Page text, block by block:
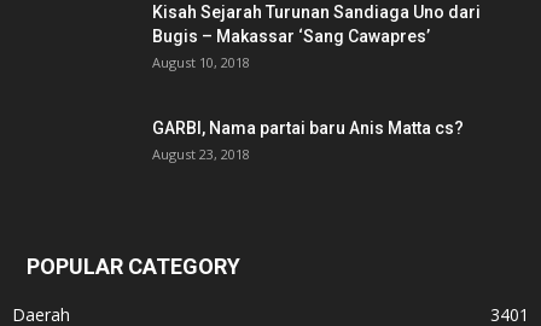
Kisah Sejarah Turunan Sandiaga Uno dari
Bugis – Makassar ‘Sang Cawapres’
August 10, 2018
GARBI, Nama partai baru Anis Matta cs?
August 23, 2018
POPULAR CATEGORY
Daerah 3401